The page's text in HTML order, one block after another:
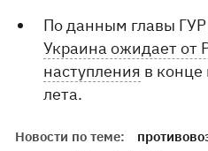
По данным главы
Украина ожидает от
наступления в конце
лета.
Новости по теме: